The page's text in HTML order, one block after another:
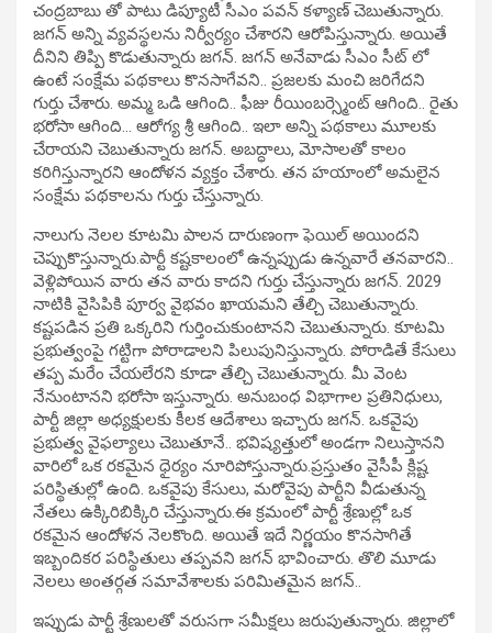
చంద్రబాబు తో పాటు డిప్యూటీ సీఎం పవన్ కళ్యాణ్ చెబుతున్నారు.
జగన్ అన్ని వ్యవస్థలను నిర్వీర్యం చేశారని ఆరోపిస్తున్నారు. అయితే
దీనిని తిప్పి కొడుతున్నారు జగన్. జగన్ అనేవాడు సీఎం సీట్ లో
ఉంటే సంక్షేమ పథకాలు కొనసాగేవని.. ప్రజలకు మంచి జరిగేదని
గుర్తు చేశారు. అమ్మ ఒడి ఆగింది.. ఫీజు రీయింబర్స్మెంట్ ఆగింది.. రైతు
భరోసా ఆగింది… ఆరోగ్య శ్రీ ఆగింది.. ఇలా అన్ని పథకాలు మూలకు
చేరాయని చెబుతున్నారు జగన్. అబద్ధాలు, మోసాలతో కాలం
కరిగిస్తున్నారని ఆందోళన వ్యక్తం చేశారు. తన హయాంలో అమలైన
సంక్షేమ పథకాలను గుర్తు చేస్తున్నారు.
నాలుగు నెలల కూటమి పాలన దారుణంగా ఫెయిల్ అయిందని
చెప్పుకొస్తున్నారు.పార్టీ కష్టకాలంలో ఉన్నప్పుడు ఉన్నవారే తనవారని..
వెళ్లిపోయిన వారు తన వారు కాదని గుర్తు చేస్తున్నారు జగన్. 2029
నాటికి వైసిపికి పూర్వ వైభవం ఖాయమని తేల్చి చెబుతున్నారు.
కష్టపడిన ప్రతి ఒక్కరిని గుర్తించుకుంటానని చెబుతున్నారు. కూటమి
ప్రభుత్వంపై గట్టిగా పోరాడాలని పిలుపునిస్తున్నారు. పోరాడితే కేసులు
తప్ప మరేం చేయలేరని కూడా తేల్చి చెబుతున్నారు. మీ వెంట
నేనుంటానని భరోసా ఇస్తున్నారు. అనుబంధ విభాగాల ప్రతినిధులు,
పార్టీ జిల్లా అధ్యక్షులకు కీలక ఆదేశాలు ఇచ్చారు జగన్. ఒకవైపు
ప్రభుత్వ వైఫల్యాలు చెబుతూనే.. భవిష్యత్తులో అండగా నిలుస్తానని
వారిలో ఒక రకమైన ధైర్యం నూరిపోస్తున్నారు.ప్రస్తుతం వైసీపీ క్లిష్ట
పరిస్థితుల్లో ఉంది. ఒకవైపు కేసులు, మరోవైపు పార్టీని వీడుతున్న
నేతలు ఉక్కిరిబిక్కిరి చేస్తున్నారు.ఈ క్రమంలో పార్టీ శ్రేణుల్లో ఒక
రకమైన ఆందోళన నెలకొంది. అయితే ఇదే నిర్ణయం కొనసాగితే
ఇబ్బందికర పరిస్థితులు తప్పవని జగన్ భావించారు. తొలి మూడు
నెలలు అంతర్గత సమావేశాలకు పరిమితమైన జగన్..
ఇప్పుడు పార్టీ శ్రేణులతో వరుసగా సమీక్షలు జరుపుతున్నారు. జిల్లాలో